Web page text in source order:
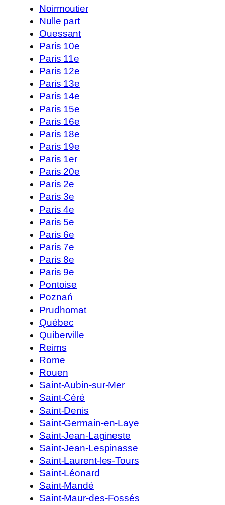
Noirmoutier
Nulle part
Ouessant
Paris 10e
Paris 11e
Paris 12e
Paris 13e
Paris 14e
Paris 15e
Paris 16e
Paris 18e
Paris 19e
Paris 1er
Paris 20e
Paris 2e
Paris 3e
Paris 4e
Paris 5e
Paris 6e
Paris 7e
Paris 8e
Paris 9e
Pontoise
Poznań
Prudhomat
Québec
Quiberville
Reims
Rome
Rouen
Saint-Aubin-sur-Mer
Saint-Céré
Saint-Denis
Saint-Germain-en-Laye
Saint-Jean-Lagineste
Saint-Jean-Lespinasse
Saint-Laurent-les-Tours
Saint-Léonard
Saint-Mandé
Saint-Maur-des-Fossés